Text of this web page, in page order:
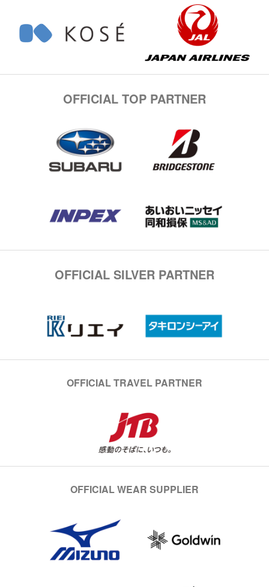
OFFICIAL TOP PARTNER
OFFICIAL SILVER PARTNER
OFFICIAL TRAVEL PARTNER
OFFICIAL WEAR SUPPLIER